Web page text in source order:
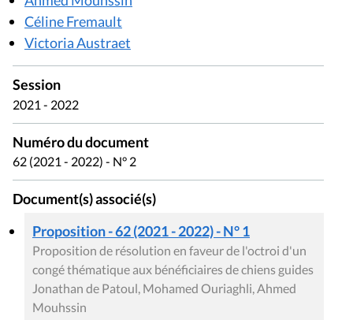
Céline Fremault
Victoria Austraet
Session
2021 - 2022
Numéro du document
62 (2021 - 2022) - N° 2
Document(s) associé(s)
Proposition - 62 (2021 - 2022) - N° 1
Proposition de résolution en faveur de l'octroi d'un
congé thématique aux bénéficiaires de chiens guides
Jonathan de Patoul, Mohamed Ouriaghli, Ahmed
Mouhssin